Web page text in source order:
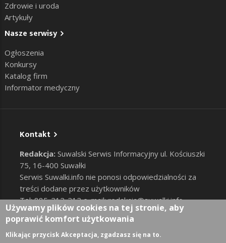
Zdrowie i uroda
Artykuły
Nasze serwisy
Ogłoszenia
Konkursy
Katalog firm
Informator medyczny
Kontakt
Redakcja: Suwalski Serwis Informacyjny ul. Kościuszki
75, 16-400 Suwałki
Serwis Suwalki.info nie ponosi odpowiedzialności za
treści dodane przez użytkowników
Tel: 885-212-212 e-mail:redakcja@suwalki.info,
reklama@suwalki.info
RODO |Cookies
User account menu
Zaloguj
Używamy plików cookies na tej stronie, aby
poprawić komfort użytkowania
Klikając przycisk Akceptacja, zgadzasz się na to.